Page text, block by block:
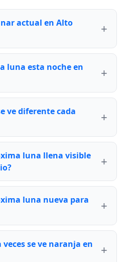
actual en Alto
luna esta noche en
ve diferente cada
luna llena visible
luna nueva para
se ve naranja en